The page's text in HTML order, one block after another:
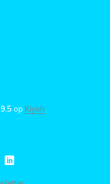
9,5 op Kiyoh